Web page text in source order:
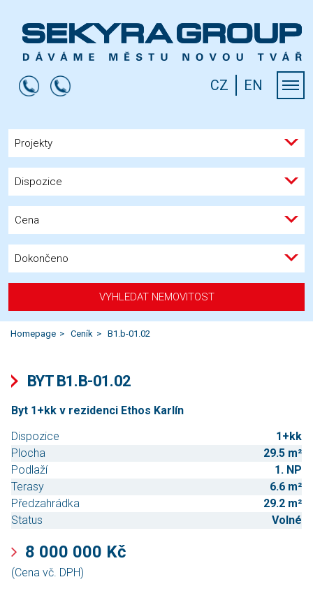
CZ EN
Projekty
Dispozice
Cena
Dokončeno
VYHLEDAT NEMOVITOST
Homepage Ceník B1.b-01.02
BYT B1.B-01.02
Byt 1+kk v rezidenci Ethos Karlín
Dispozice
1+kk
Plocha
29.5 m²
Podlaží
1. NP
Terasy
6.6 m²
Předzahrádka
29.2 m²
Status
Volné
8 000 000 Kč
(Cena vč. DPH)